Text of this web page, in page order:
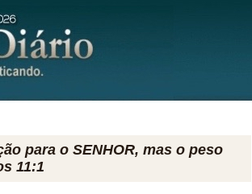
para o SENHOR, mas o peso
11:1